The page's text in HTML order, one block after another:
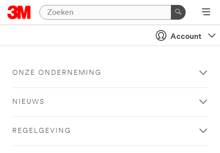
Account
ONZE ONDERNEMING
NIEUWS
REGELGEVING